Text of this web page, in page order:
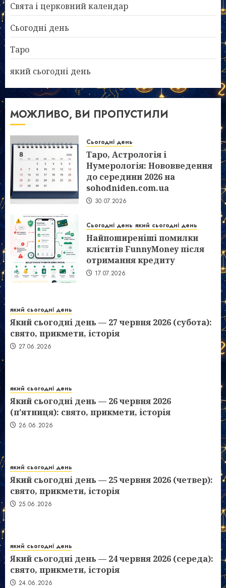
Свята і церковний календар
Сьогодні день
Таро
який сьогодні день
МОЖЛИВО, ВИ ПРОПУСТИЛИ
Сьогодні день
Таро, Астрологія і
Нумерологія: Нововведення
до середини 2026 на
sohodniden.com.ua
30.07.2026
Сьогодні день який сьогодні день
Найпоширеніші помилки
клієнтів FunnyMoney після
отримання кредиту
17.07.2026
який сьогодні день
Який сьогодні день — 27 червня 2026 (субота):
свято, прикмети, історія
27.06.2026
який сьогодні день
Який сьогодні день — 26 червня 2026
(п’ятниця): свято, прикмети, історія
26.06.2026
який сьогодні день
Який сьогодні день — 25 червня 2026 (четвер):
свято, прикмети, історія
25.06.2026
який сьогодні день
Який сьогодні день — 24 червня 2026 (середа):
свято, прикмети, історія
24.06.2026